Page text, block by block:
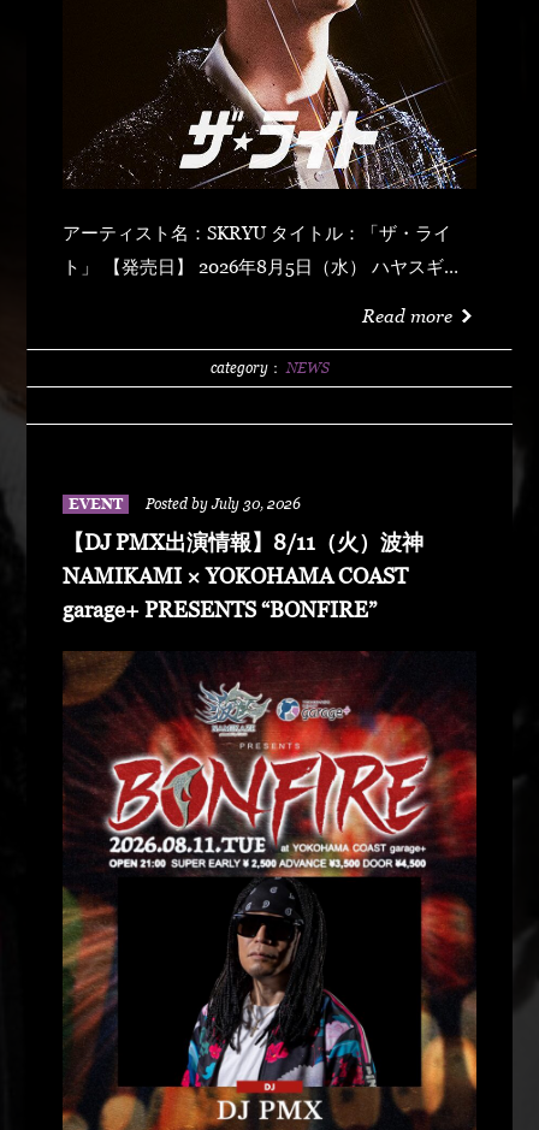
アーティスト名：SKRYU タイトル：「ザ・ライ
ト」 【発売日】 2026年8月5日（水） ハヤスギテ
リング (prod by DJ PMX) マッパ・ノ・オウサマ
Read more
category： NEWS
EVENT Posted by July 30, 2026
【DJ PMX出演情報】8/11（火）波神
NAMIKAMI × YOKOHAMA COAST
garage+ PRESENTS “BONFIRE”